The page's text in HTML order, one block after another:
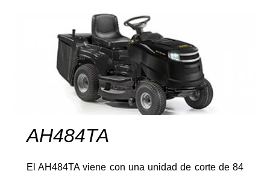
Arranca patatas
AH484TA
El AH484TA viene con una unidad de corte de 84